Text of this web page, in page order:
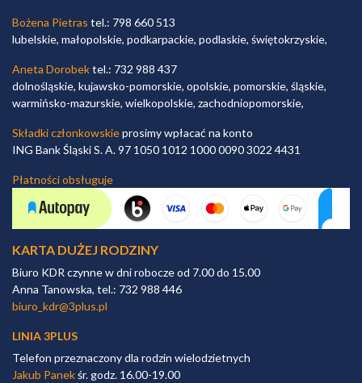
Bożena Pietras tel.: 798 660 513
lubelskie, małopolskie, podkarpackie, podlaskie, świętokrzyskie,
Aneta Dorobektel.: 732 988 437
dolnośląskie, kujawsko-pomorskie, opolskie, pomorskie, śląskie,
warmińsko-mazurskie, wielkopolskie, zachodniopomorskie,
Składki członkowskieprosimy wpłacać na konto
ING Bank Śląski S. A. 97 1050 1012 1000 0090 3022 4431
Płatności obsługuje
KARTA DUŻEJ RODZINY
Biuro KDR czynne w dni robocze od 7.00 do 15.00
Anna Tanowska, tel.: 732 988 446
biuro_kdr@3plus.pl
LINIA 3PLUS
Telefon przeznaczony dla rodzin wielodzietnych
Jakub Panekśr. godz. 16.00-19.00